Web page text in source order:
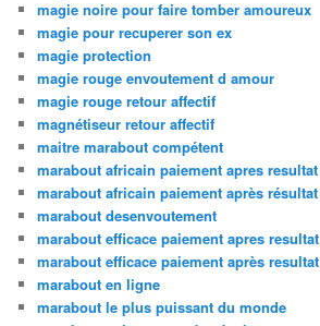
magie noire pour faire tomber amoureux
magie pour recuperer son ex
magie protection
magie rouge envoutement d amour
magie rouge retour affectif
magnétiseur retour affectif
maitre marabout compétent
marabout africain paiement apres resultat
marabout africain paiement après résultat
marabout desenvoutement
marabout efficace paiement apres resultat
marabout efficace paiement après resultat
marabout en ligne
marabout le plus puissant du monde